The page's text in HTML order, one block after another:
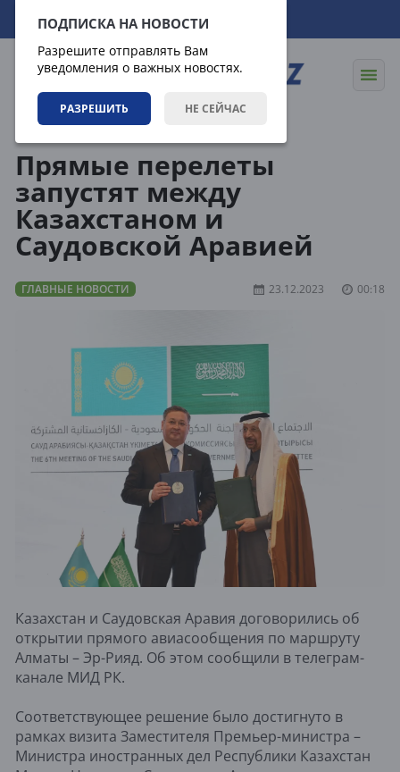
ПОДПИСКА НА НОВОСТИ
Разрешите отправлять Вам
уведомления о важных новостях.
РАЗРЕШИТЬ НЕ СЕЙЧАС
08.08.2026 09:04:27
Прямые перелеты
запустят между
Казахстаном и
Саудовской Аравией
ГЛАВНЫЕ НОВОСТИ 23.12.2023 00:18
Казахстан и Саудовская Аравия договорились об
открытии прямого авиасообщения по маршруту
Алматы – Эр-Рияд. Об этом сообщили в телеграм-
канале МИД РК.
Соответствующее решение было достигнуто в
рамках визита Заместителя Премьер-министра –
Министра иностранных дел Республики Казахстан